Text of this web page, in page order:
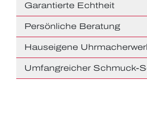
Garantierte Echtheit
Persönliche Beratung
Hauseigene
Umfangreicher Schmuck-